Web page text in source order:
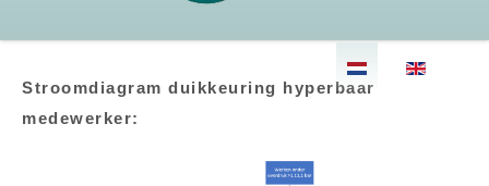
Stroomdiagram duikkeuring hyperbaar
medewerker: